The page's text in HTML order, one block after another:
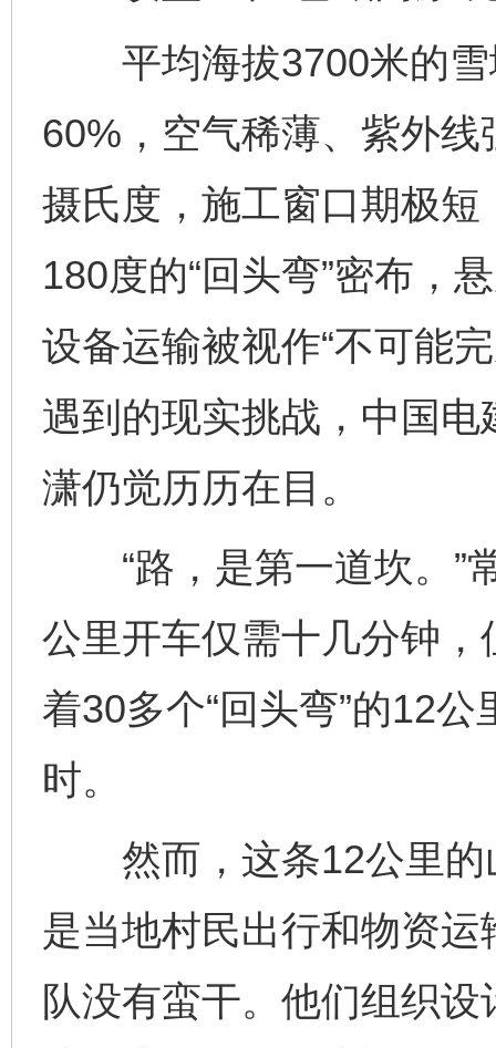
平均海拔3700米的雪
60%，空气稀薄、紫外
摄氏度，施工窗口期极
180度的“回头弯”密布，
设备运输被视作“不可能
遇到的现实挑战，中国
潇仍觉历历在目。
“路，是第一道坎。”
公里开车仅需十几分钟
着30多个“回头弯”的12
时。
然而，这条12公里的
是当地村民出行和物资
队没有蛮干。他们组织